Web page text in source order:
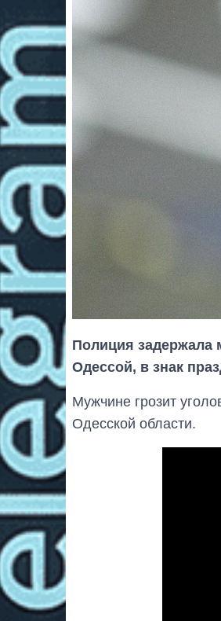
Полиция задержала
Одессой, в знак
Мужчине грозит
Одесской области.